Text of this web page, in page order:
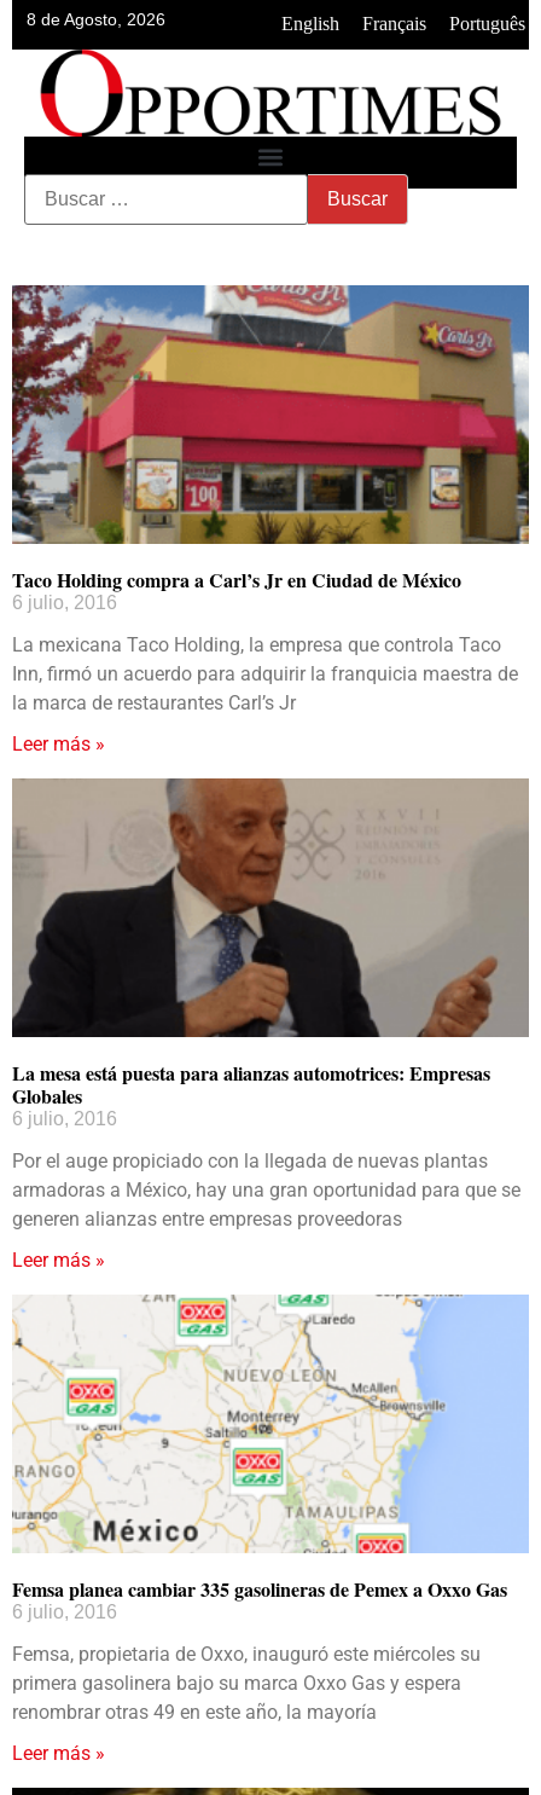
8 de Agosto, 2026 English Français Português
Taco Holding compra a Carl’s Jr en Ciudad de México
6 julio, 2016
La mexicana Taco Holding, la empresa que controla Taco
Inn, firmó un acuerdo para adquirir la franquicia maestra de
la marca de restaurantes Carl’s Jr
Leer más »
La mesa está puesta para alianzas automotrices: Empresas
Globales
6 julio, 2016
Por el auge propiciado con la llegada de nuevas plantas
armadoras a México, hay una gran oportunidad para que se
generen alianzas entre empresas proveedoras
Leer más »
Femsa planea cambiar 335 gasolineras de Pemex a Oxxo Gas
6 julio, 2016
Femsa, propietaria de Oxxo, inauguró este miércoles su
primera gasolinera bajo su marca Oxxo Gas y espera
renombrar otras 49 en este año, la mayoría
Leer más »